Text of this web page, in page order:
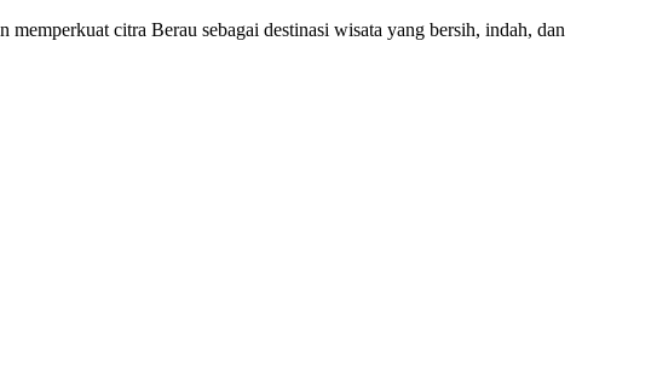
citra Berau sebagai destinasi wisata yang bersih, indah, dan